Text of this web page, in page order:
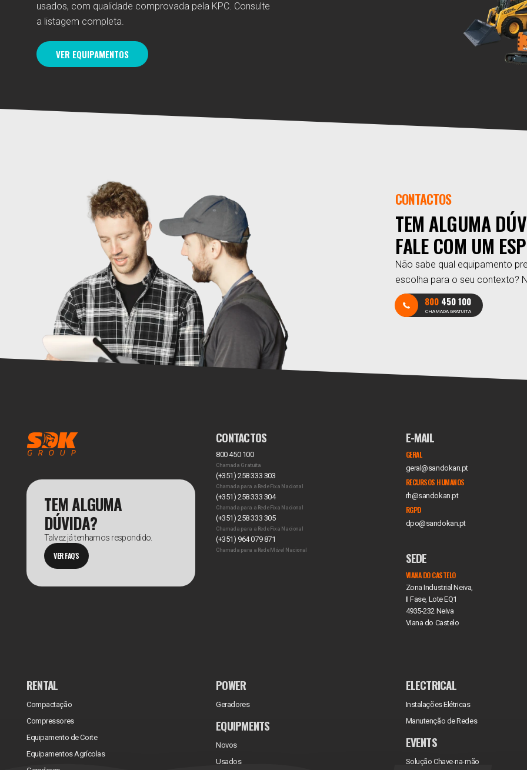
usados, com qualidade comprovada pela KPC. Consulte
a listagem completa.
VER EQUIPAMENTOS
CONTACTOS
TEM ALGUMA
FALE COM UM
Não sabe qual equipamento
escolha para o seu contexto?
800 450 100
CHAMADA GRATUITA
TEM ALGUMA
DÚVIDA?
Talvez já tenhamos respondido.
VER FAQ'S
CONTACTOS
800 450 100
Chamada Gratuita
(+351) 258 333 303
Chamada para a Rede Fixa Nacional
(+351) 258 333 304
Chamada para a Rede Fixa Nacional
(+351) 258 333 305
Chamada para a Rede Fixa Nacional
(+351) 964 079 871
Chamada para a Rede Móvel Nacional
E-MAIL
GERAL
geral@sandokan.pt
RECURSOS HUMANOS
rh@sandokan.pt
RGPD
dpo@sandokan.pt
SEDE
VIANA DO CASTELO
Zona Industrial Neiva,
II Fase, Lote EQ1
4935-232 Neiva
Viana do Castelo
RENTAL
Compactação
Compressores
Equipamento de Corte
Equipamentos Agrícolas
POWER
Geradores
EQUIPMENTS
Novos
Usados
ELECTRICAL
Instalações Elétricas
Manutenção de Redes
EVENTS
Solução Chave-na-mão